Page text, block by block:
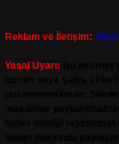
Reklam ve İletişim:
Yasal Uyarı: